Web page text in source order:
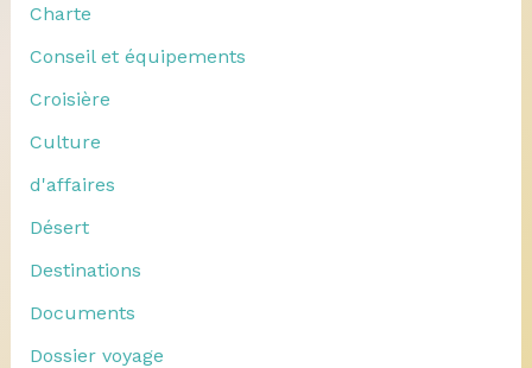
Charte
Conseil et équipements
Croisière
Culture
d'affaires
Désert
Destinations
Documents
Dossier voyage